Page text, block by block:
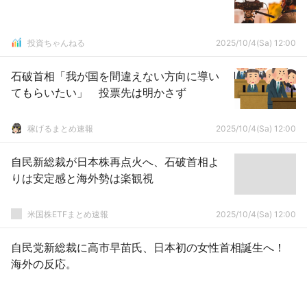
投資ちゃんねる 2025/10/4(Sa) 12:00
石破首相「我が国を間違えない方向に導い
てもらいたい」 投票先は明かさず
稼げるまとめ速報 2025/10/4(Sa) 12:00
自民新総裁が日本株再点火へ、石破首相よ
りは安定感と海外勢は楽観視
米国株ETFまとめ速報 2025/10/4(Sa) 12:00
自民党新総裁に高市早苗氏、日本初の女性首相誕生へ！
海外の反応。